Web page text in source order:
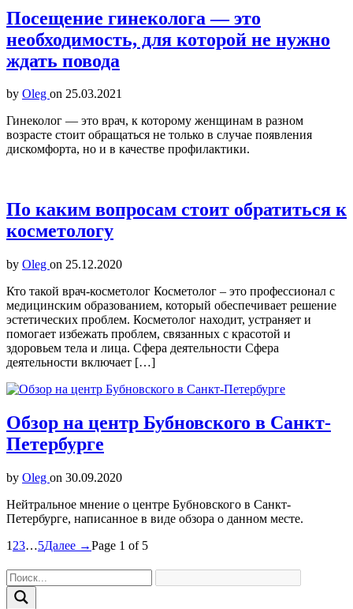
Посещение гинеколога — это
необходимость, для которой не нужно
ждать повода
by Oleg on 25.03.2021
Гинеколог — это врач, к которому женщинам в разном
возрасте стоит обращаться не только в случае появления
дискомфорта, но и в качестве профилактики.
По каким вопросам стоит обратиться к
косметологу
by Oleg on 25.12.2020
Кто такой врач-косметолог Косметолог – это профессионал с
медицинским образованием, который обеспечивает решение
эстетических проблем. Косметолог находит, устраняет и
помогает избежать проблем, связанных с красотой и
здоровьем тела и лица. Сфера деятельности Сфера
деятельности включает […]
Обзор на центр Бубновского в Санкт-
Петербурге
by Oleg on 30.09.2020
Нейтральное мнение о центре Бубновского в Санкт-
Петербурге, написанное в виде обзора о данном месте.
1 23…5Далее →Page 1 of 5